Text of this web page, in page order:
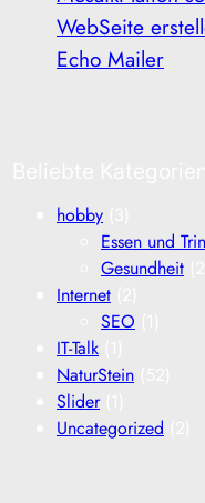
WebSeite
Echo Mailer
hobby
Essen und
Gesundheit
Internet
SEO
IT-Talk
NaturStein
Slider(1)
Uncategorized